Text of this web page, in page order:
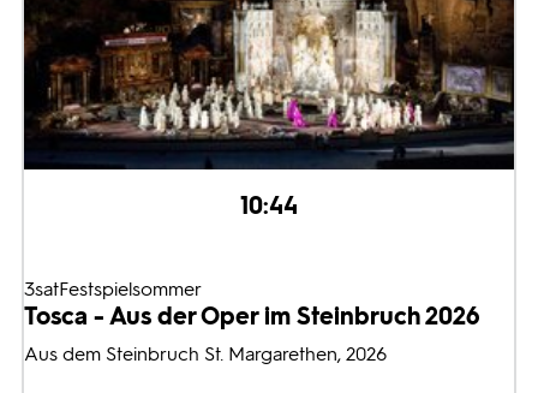
10:44
3satFestspielsommer
Tosca - Aus der Oper im Steinbruch 2026
Aus dem Steinbruch St. Margarethen, 2026